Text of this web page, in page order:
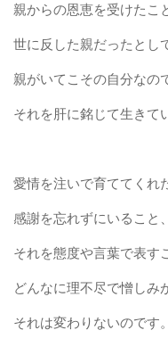
親からの恩恵を受けたこ
世に反した親だったとし
親がいてこその自分なの
それを肝に銘じて生きて
愛情を注いで育ててくれ
感謝を忘れずにいること、
それを態度や言葉で表す
どんなに理不尽で憎しみ
それは変わりないのです。